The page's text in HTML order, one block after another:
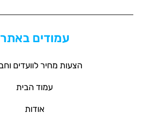
עמודים באתר
הצעות מחיר לוועדים
עמוד הבית
אודות